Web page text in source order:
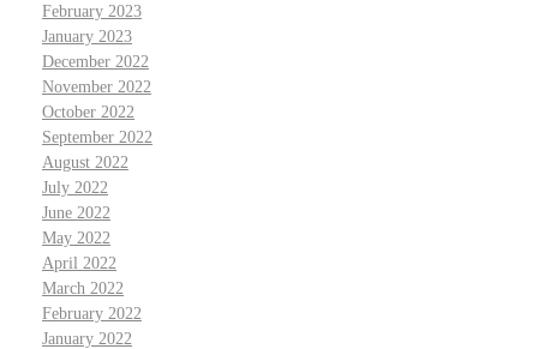
February 2023
January 2023
December 2022
November 2022
October 2022
September 2022
August 2022
July 2022
June 2022
May 2022
April 2022
March 2022
February 2022
January 2022